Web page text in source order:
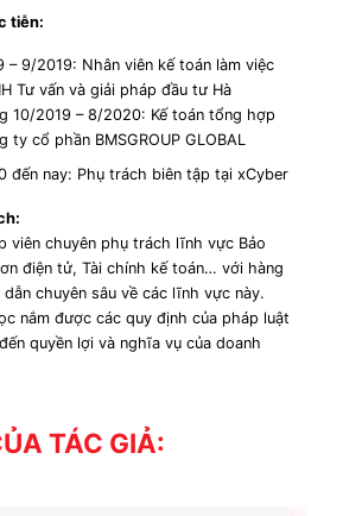
tiễn:
– 9/2019: Nhân viên kế toán làm việc
Tư vấn và giải pháp đầu tư Hà
10/2019 – 8/2020: Kế toán tổng hợp
ty cổ phần BMSGROUP GLOBAL
đến nay: Phụ trách biên tập tại xCyber
viên chuyên phụ trách lĩnh vực Bảo
điện tử, Tài chính kế toán… với hàng
chuyên sâu về các lĩnh vực này.
nắm được các quy định của pháp luật
quyền lợi và nghĩa vụ của doanh
TÁC GIẢ: